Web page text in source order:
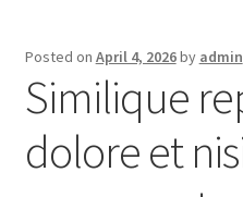
Checkout
My account
Sample Page
Posted on April 4, 2026by admin
Similique
dolore et